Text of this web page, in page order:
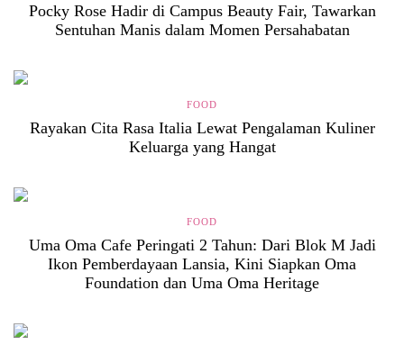
Pocky Rose Hadir di Campus Beauty Fair, Tawarkan
Sentuhan Manis dalam Momen Persahabatan
FOOD
Rayakan Cita Rasa Italia Lewat Pengalaman Kuliner
Keluarga yang Hangat
FOOD
Uma Oma Cafe Peringati 2 Tahun: Dari Blok M Jadi
Ikon Pemberdayaan Lansia, Kini Siapkan Oma
Foundation dan Uma Oma Heritage